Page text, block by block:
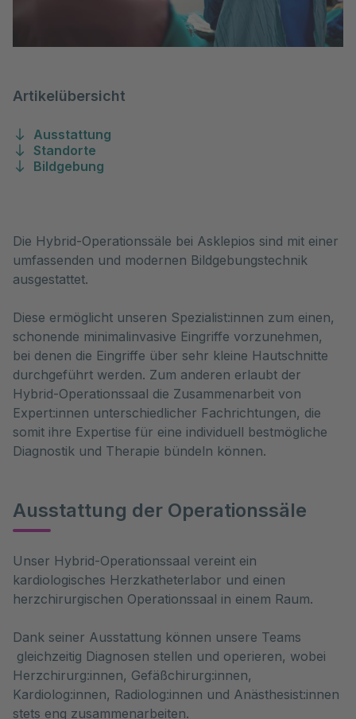
Artikelübersicht
Ausstattung
Standorte
Bildgebung
Die Hybrid-Operationssäle bei Asklepios sind mit einer
umfassenden und modernen Bildgebungstechnik
ausgestattet.
Diese ermöglicht unseren Spezialist:innen zum einen,
schonende minimalinvasive Eingriffe vorzunehmen,
bei denen die Eingriffe über sehr kleine Hautschnitte
durchgeführt werden. Zum anderen erlaubt der
Hybrid-Operationssaal die Zusammenarbeit von
Expert:innen unterschiedlicher Fachrichtungen, die
somit ihre Expertise für eine individuell bestmögliche
Diagnostik und Therapie bündeln können.
Ausstattung der Operationssäle
Unser Hybrid-Operationssaal vereint ein
kardiologisches Herzkatheterlabor und einen
herzchirurgischen Operationssaal in einem Raum.
Dank seiner Ausstattung können unsere Teams
gleichzeitig Diagnosen stellen und operieren, wobei
Herzchirurg:innen, Gefäßchirurg:innen,
Kardiolog:innen, Radiolog:innen und Anästhesist:innen
stets eng zusammenarbeiten.